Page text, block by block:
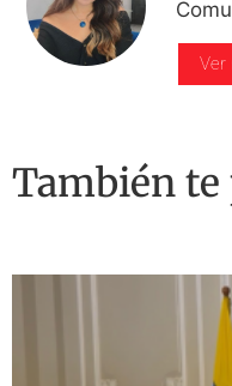
Ver
También te